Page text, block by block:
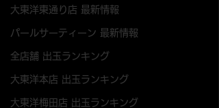
大東洋東通り店 最新情報
パールサーティーン 最新情報
全店舗 出玉ランキング
大東洋本店 出玉ランキング
大東洋梅田店 出玉ランキング